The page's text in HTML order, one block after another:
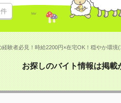
経験者必見！時給2200円×在宅OK！穏やか環境
お探しのバイト情報は掲載